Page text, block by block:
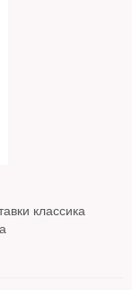
классика